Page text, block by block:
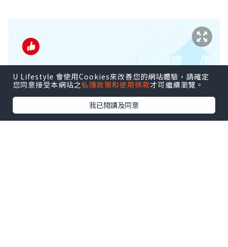
U Lifestyle 會使用Cookies來改善您的網站體驗，請確定
您同意接受本網站之私隱政策和使用條款才可繼續瀏覽。
我已閱讀及同意